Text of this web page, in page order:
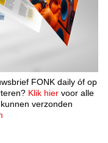
FONK daily óf op
Klik hier voor alle
verzonden